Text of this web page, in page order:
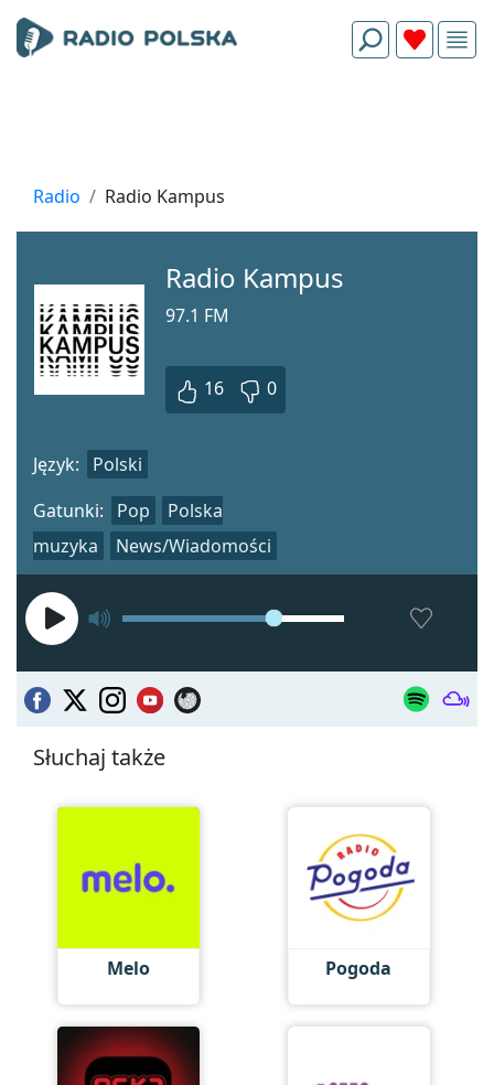
Radio Radio Kampus
Radio Kampus
97.1 FM
16 0
Gatunki: Pop
Polska
muzyka
News/Wiadomości
Język: Polski
Słuchaj także
Melo Pogoda